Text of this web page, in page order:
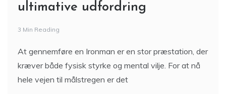
ultimative udfordring
3 Min Reading
At gennemføre en Ironman er en stor præstation, der
kræver både fysisk styrke og mental vilje. For at nå
hele vejen til målstregen er det